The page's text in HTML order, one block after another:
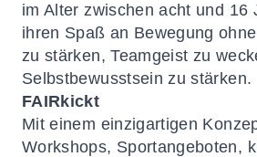
im Alter zwischen acht und 16
ihren Spaß an Bewegung
zu stärken, Teamgeist zu
Selbstbewusstsein zu stärken.
FAIRkickt
Mit einem einzigartigen
Workshops, Sportangeboten,